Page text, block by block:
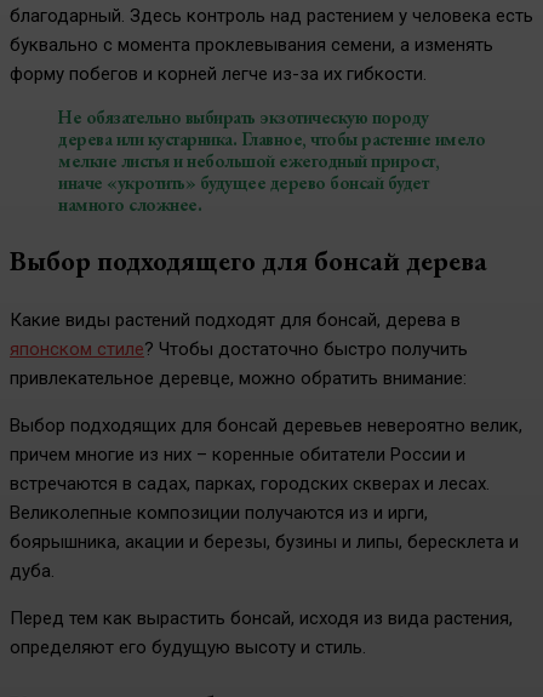
благодарный. Здесь контроль над растением у человека есть
буквально с момента проклевывания семени, а изменять
форму побегов и корней легче из-за их гибкости.
Не обязательно выбирать экзотическую породу
дерева или кустарника. Главное, чтобы растение имело
мелкие листья и небольшой ежегодный прирост,
иначе «укротить» будущее дерево бонсай будет
намного сложнее.
Выбор подходящего для бонсай дерева
Какие виды растений подходят для бонсай, дерева в
японском стиле? Чтобы достаточно быстро получить
привлекательное деревце, можно обратить внимание:
Выбор подходящих для бонсай деревьев невероятно велик,
причем многие из них – коренные обитатели России и
встречаются в садах, парках, городских скверах и лесах.
Великолепные композиции получаются из и ирги,
боярышника, акации и березы, бузины и липы, бересклета и
дуба.
Перед тем как вырастить бонсай, исходя из вида растения,
определяют его будущую высоту и стиль.